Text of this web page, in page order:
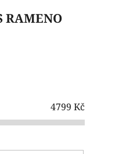
RAMENO
4799 Kč